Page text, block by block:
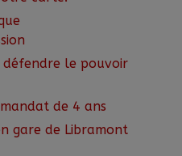
défendre le pouvoir
de 4 ans
gare de Libramont